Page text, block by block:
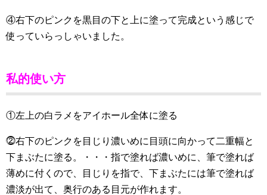
④右下のピンクを黒目の下と上に塗って完成という感じで
使っていらっしゃいました。
私的使い方
①左上の白ラメをアイホール全体に塗る
⓶右下のピンクを目じり濃いめに目頭に向かって二重幅と
下まぶたに塗る。・・・指で塗れば濃いめに、筆で塗れば
薄めに付くので、目じりを指で、下まぶたには筆で塗れば
濃淡が出て、奥行のある目元が作れます。